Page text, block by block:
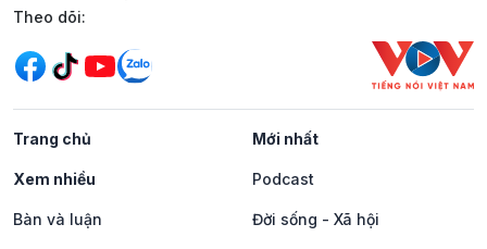
Mạng xã hội
Theo dõi:
Trang chủ Mới nhất
Xem nhiều Podcast
Bàn và luận Đời sống - Xã hội